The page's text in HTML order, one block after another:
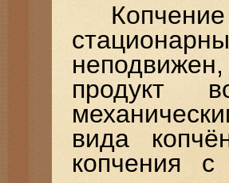
Копчение
продукт
вида
копчения с